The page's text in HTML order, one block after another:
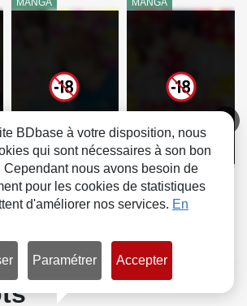
2 3
BDbase à votre disposition, nous
qui sont nécessaires à son bon
Cependant nous avons besoin de
pour les cookies de statistiques
d'améliorer nos services. En
Paramétrer Accepter